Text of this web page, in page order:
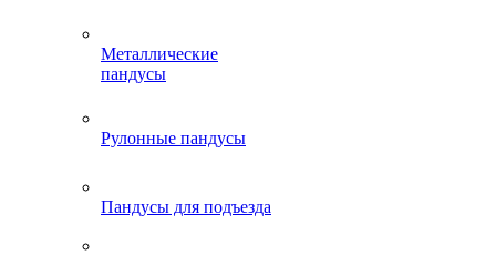
Металлические
пандусы
Рулонные пандусы
Пандусы для подъезда